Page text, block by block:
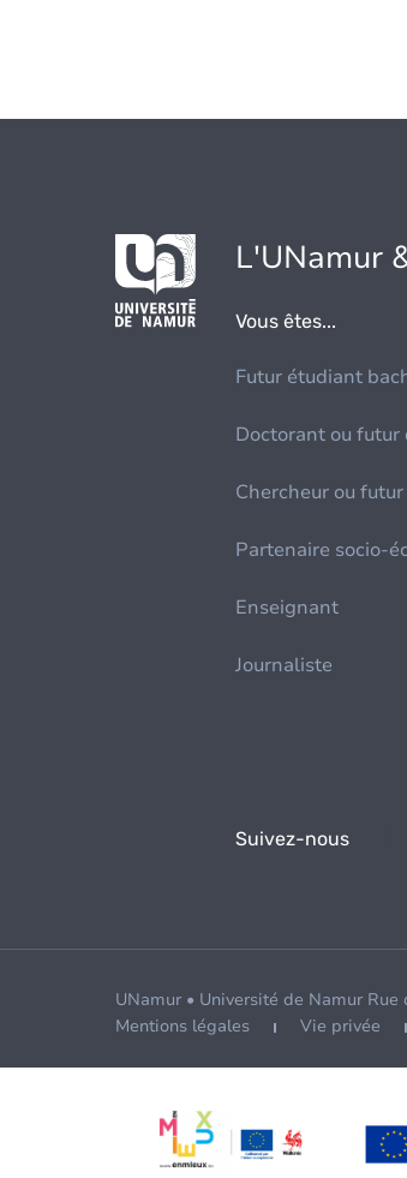
L'UNamur
Vous êtes...
Futur étudiant
Doctorant ou
Chercheur ou
Partenaire socio-
Enseignant
Journaliste
Suivez-nous
UNamur • Université de Namur
Mentions légales
Vie privée